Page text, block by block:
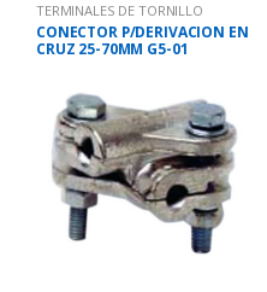
TERMINALES DE TORNILLO
CONECTOR P/DERIVACION EN
CRUZ 25-70MM G5-01